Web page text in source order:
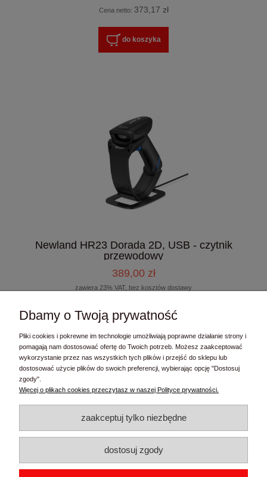
Cena netto: 373,17 zł
do koszyka
Newland HR23 Dorada 2D, USB - czytnik
przewodowy
389,00 zł
zawiera 23% VAT, bez kosztów dostawy
do koszyka
Kontakt
Moje konto
Informacje
Dbamy o Twoją prywatność
Pliki cookies i pokrewne im technologie umożliwiają poprawne działanie strony i
pomagają nam dostosować ofertę do Twoich potrzeb. Możesz zaakceptować
wykorzystanie przez nas wszystkich tych plików i przejść do sklepu lub
dostosować użycie plików do swoich preferencji, wybierając opcję "Dostosuj
zgody".
Więcej o plikach cookies przeczytasz w naszej Polityce prywatności.
zaakceptuj tylko niezbędne
dostosuj zgody